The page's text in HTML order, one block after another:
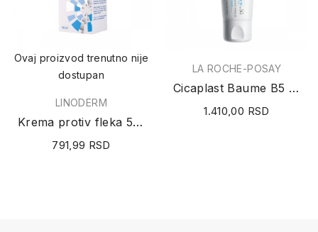
Ovaj proizvod trenutno nije
dostupan
LINODERM
Krema protiv fleka 50ml
791,99 RSD
LA ROCHE-POSAY
Cicaplast Baume B5 SPF50 40ml
1.410,00 RSD